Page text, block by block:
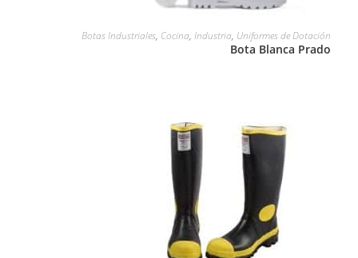
LEER MÁS
Botas Industriales, Cocina,Industria, Uniformes de Dotación
Bota Blanca Prado